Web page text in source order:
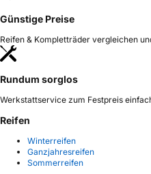
Günstige Preise
Reifen & Kompletträder vergleichen
Rundum sorglos
Werkstattservice zum Festpreis
Reifen
Winterreifen
Ganzjahresreifen
Sommerreifen